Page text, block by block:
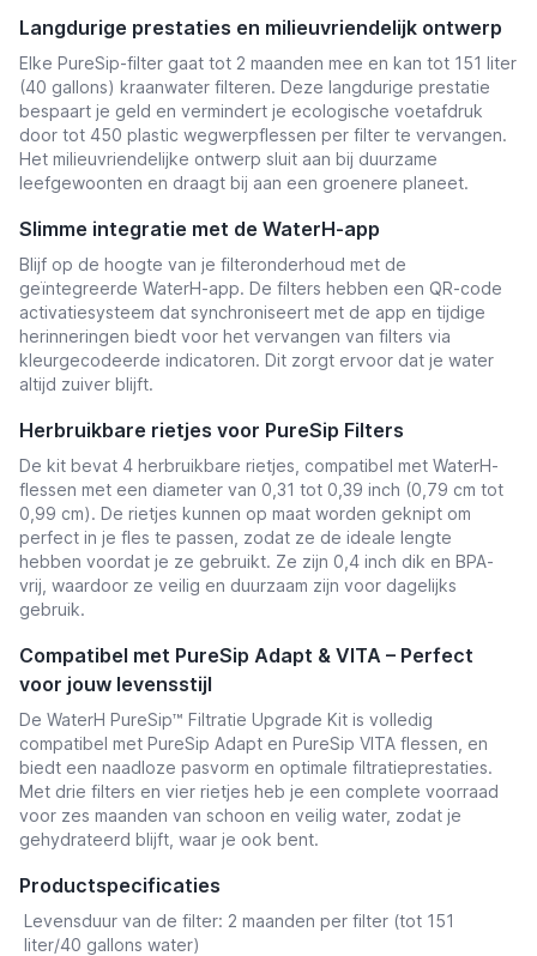
Langdurige prestaties en milieuvriendelijk ontwerp
Elke PureSip-filter gaat tot 2 maanden mee en kan tot 151 liter
(40 gallons) kraanwater filteren. Deze langdurige prestatie
bespaart je geld en vermindert je ecologische voetafdruk
door tot 450 plastic wegwerpflessen per filter te vervangen.
Het milieuvriendelijke ontwerp sluit aan bij duurzame
leefgewoonten en draagt bij aan een groenere planeet.
Slimme integratie met de WaterH-app
Blijf op de hoogte van je filteronderhoud met de
geïntegreerde WaterH-app. De filters hebben een QR-code
activatiesysteem dat synchroniseert met de app en tijdige
herinneringen biedt voor het vervangen van filters via
kleurgecodeerde indicatoren. Dit zorgt ervoor dat je water
altijd zuiver blijft.
Herbruikbare rietjes voor PureSip Filters
De kit bevat 4 herbruikbare rietjes, compatibel met WaterH-
flessen met een diameter van 0,31 tot 0,39 inch (0,79 cm tot
0,99 cm). De rietjes kunnen op maat worden geknipt om
perfect in je fles te passen, zodat ze de ideale lengte
hebben voordat je ze gebruikt. Ze zijn 0,4 inch dik en BPA-
vrij, waardoor ze veilig en duurzaam zijn voor dagelijks
gebruik.
Compatibel met PureSip Adapt & VITA – Perfect
voor jouw levensstijl
De WaterH PureSip™ Filtratie Upgrade Kit is volledig
compatibel met PureSip Adapt en PureSip VITA flessen , en
biedt een naadloze pasvorm en optimale filtratieprestaties.
Met drie filters en vier rietjes heb je een complete voorraad
voor zes maanden van schoon en veilig water, zodat je
gehydrateerd blijft, waar je ook bent.
Productspecificaties
Levensduur van de filter: 2 maanden per filter (tot 151
liter/40 gallons water)